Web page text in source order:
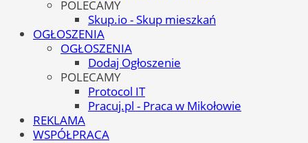
POLECAMY
Skup.io - Skup mieszkań
OGŁOSZENIA
OGŁOSZENIA
Dodaj Ogłoszenie
POLECAMY
Protocol IT
Pracuj.pl - Praca w Mikołowie
REKLAMA
WSPÓŁPRACA